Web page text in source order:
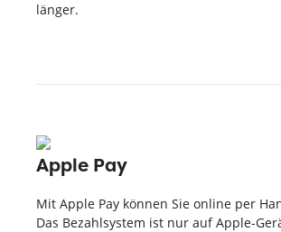
länger.
Apple Pay
Mit Apple Pay können Sie online per
Das Bezahlsystem ist nur auf Apple-